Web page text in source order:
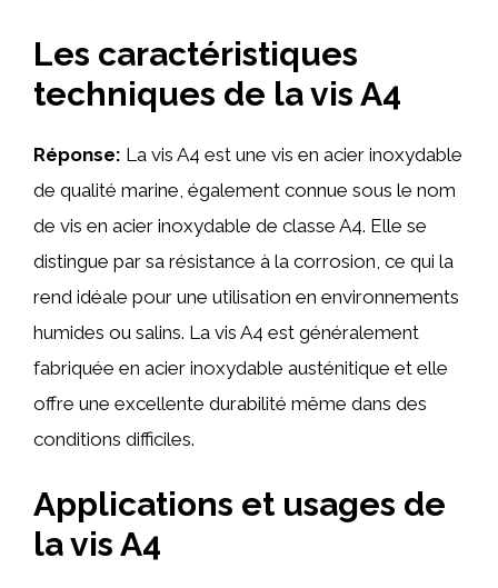
Les caractéristiques
techniques de la vis A4
Réponse: La vis A4 est une vis en acier inoxydable
de qualité marine, également connue sous le nom
de vis en acier inoxydable de classe A4. Elle se
distingue par sa résistance à la corrosion, ce qui la
rend idéale pour une utilisation en environnements
humides ou salins. La vis A4 est généralement
fabriquée en acier inoxydable austénitique et elle
offre une excellente durabilité même dans des
conditions difficiles.
Applications et usages de
la vis A4